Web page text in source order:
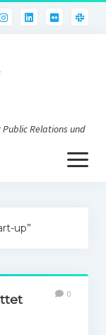
Relations und
Menü
öffnen
up”
0